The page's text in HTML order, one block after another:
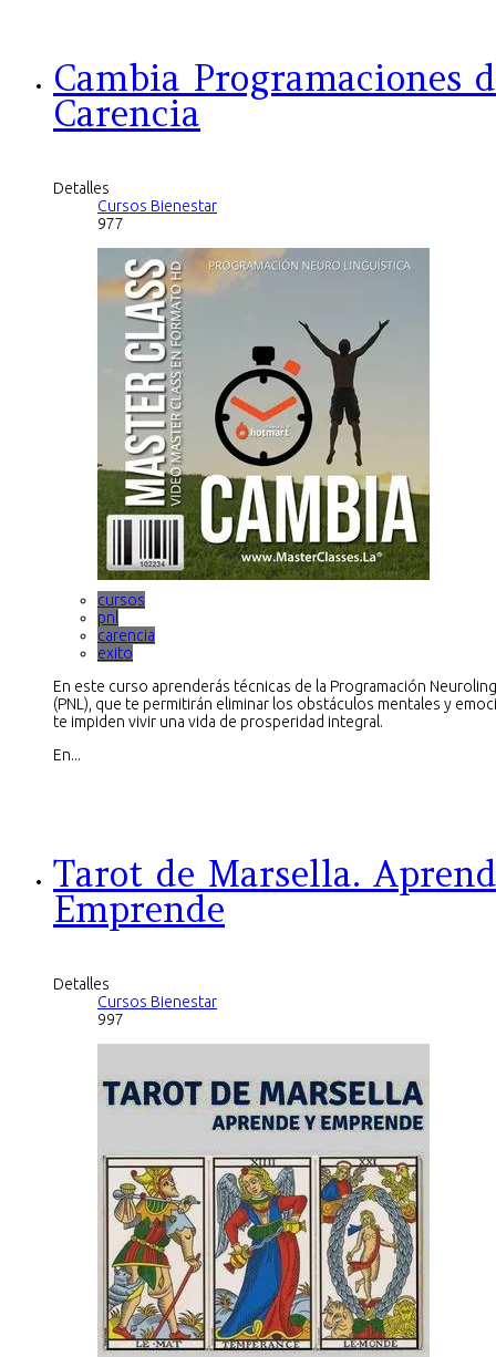
Cambia Programaciones
Carencia
Detalles
Cursos Bienestar
977
cursos
pnl
carencia
exito
En este curso aprenderás técnicas de la Programación
(PNL), que te permitirán eliminar los obstáculos mentales y
te impiden vivir una vida de prosperidad integral.
En...
Tarot de Marsella.
Emprende
Detalles
Cursos Bienestar
997